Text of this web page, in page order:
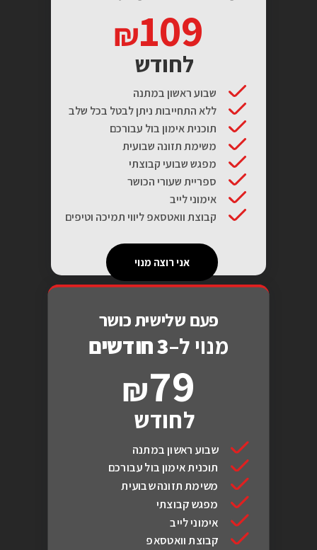
109
לחודש
שבוע ראשון במתנה
ללא התחייבות ניתן לבטל בכל שלב
תוכנית אימון בול עבורכם
משימת תזונה שבועית
מפגש שבועי קבוצתי
ספריית שעורי הכושר
אימוני לייב
קבוצת וואטסאפ ליווי תמיכה וטיפים
אני רוצה מנוי
פעם שלישית כושר
מנוי ל–3 חודשים
79
לחודש
שבוע ראשון במתנה
תוכנית אימון בול עבורכם
משימת תזונה שבועית
מפגש קבוצתי
אימוני לייב
קבוצת וואטסאפ